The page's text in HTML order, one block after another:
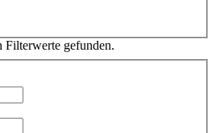
Filterwerte gefunden.